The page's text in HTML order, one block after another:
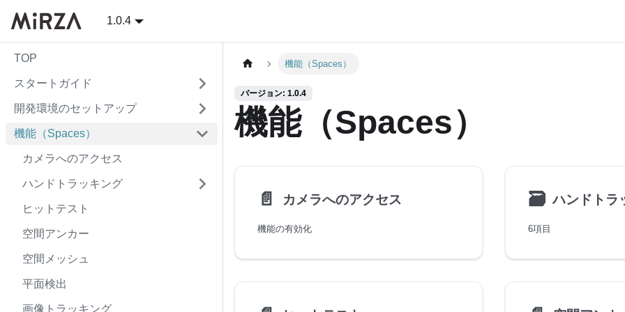
1.0.4
TOP
スタートガイド
開発環境のセットアップ
機能（Spaces）
カメラへのアクセス
ハンドトラッキング
ヒットテスト
空間アンカー
空間メッシュ
平面検出
画像トラッキング
機能（Spaces）
バージョン: 1.0.4
機能（Spaces）
📄️ カメラへのアクセス
機能の有効化
🗃 ハンドトラ
6項目